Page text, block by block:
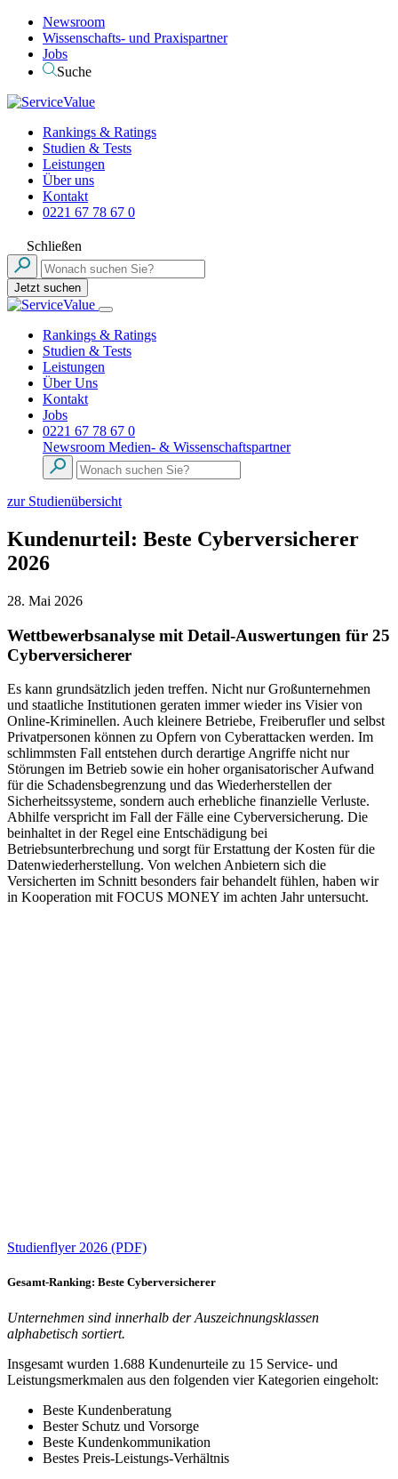
Newsroom
Wissenschafts- und Praxispartner
Jobs
Suche
Rankings & Ratings
Studien & Tests
Leistungen
Über uns
Kontakt
0221 67 78 67 0
Schließen
Jetzt suchen
Rankings & Ratings
Studien & Tests
Leistungen
Über Uns
Kontakt
Jobs
0221 67 78 67 0
Newsroom Medien- & Wissenschaftspartner
zur Studienübersicht
Kundenurteil: Beste Cyberversicherer
2026
28. Mai 2026
Wettbewerbsanalyse mit Detail-Auswertungen für 25
Cyberversicherer
Es kann grundsätzlich jeden treffen. Nicht nur Großunternehmen
und staatliche Institutionen geraten immer wieder ins Visier von
Online-Kriminellen. Auch kleinere Betriebe, Freiberufler und selbst
Privatpersonen können zu Opfern von Cyberattacken werden. Im
schlimmsten Fall entstehen durch derartige Angriffe nicht nur
Störungen im Betrieb sowie ein hoher organisatorischer Aufwand
für die Schadensbegrenzung und das Wiederherstellen der
Sicherheitssysteme, sondern auch erhebliche finanzielle Verluste.
Abhilfe verspricht im Fall der Fälle eine Cyberversicherung. Die
beinhaltet in der Regel eine Entschädigung bei
Betriebsunterbrechung und sorgt für Erstattung der Kosten für die
Datenwiederherstellung. Von welchen Anbietern sich die
Versicherten im Schnitt besonders fair behandelt fühlen, haben wir
in Kooperation mit FOCUS MONEY im achten Jahr untersucht.
Studienflyer 2026 (PDF)
Gesamt-Ranking: Beste Cyberversicherer
Unternehmen sind innerhalb der Auszeichnungsklassen
alphabetisch sortiert.
Insgesamt wurden 1.688 Kundenurteile zu 15 Service- und
Leistungsmerkmalen aus den folgenden vier Kategorien eingeholt:
Beste Kundenberatung
Bester Schutz und Vorsorge
Beste Kundenkommunikation
Bestes Preis-Leistungs-Verhältnis